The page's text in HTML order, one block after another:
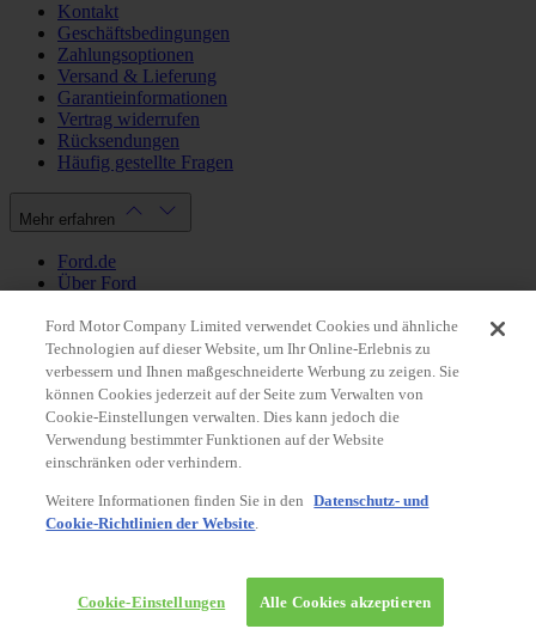
Kontakt
Geschäftsbedingungen
Zahlungsoptionen
Versand & Lieferung
Garantieinformationen
Vertrag widerrufen
Rücksendungen
Häufig gestellte Fragen
Mehr erfahren
Ford.de
Über Ford
Datenschutzbestimmungen
Impressum
Mein Konto
Login / Registrierung
Meine Bestellungen
Land ändern
© 2026 Ford-Werke-GmbH
Ford Onlineshop
Ford Motor Company Limited verwendet Cookies und ähnliche
Technologien auf dieser Website, um Ihr Online-Erlebnis zu
verbessern und Ihnen maßgeschneiderte Werbung zu zeigen. Sie
können Cookies jederzeit auf der Seite zum Verwalten von
Cookie-Einstellungen verwalten. Dies kann jedoch die
Verwendung bestimmter Funktionen auf der Website
einschränken oder verhindern.
Weitere Informationen finden Sie in den
Datenschutz- und
Cookie-Richtlinien der Website.
Cookie-Einstellungen Alle Cookies akzeptieren